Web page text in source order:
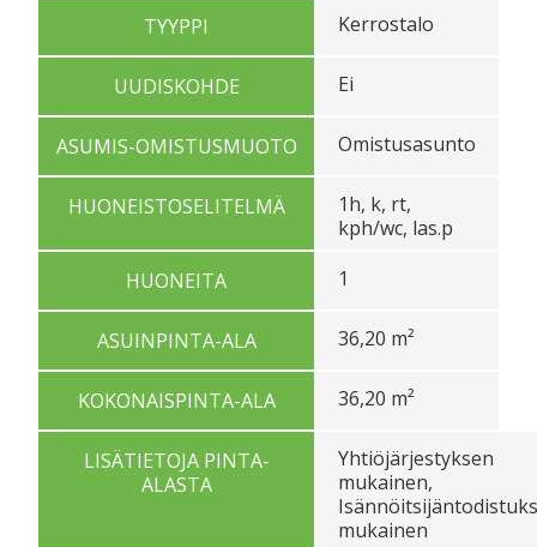
TYYPPI
Kerrostalo
UUDISKOHDE Ei
ASUMIS-OMISTUSMUOTO Omistusasunto
HUONEISTOSELITELMÄ
1h, k, rt,
kph/wc, las.p
HUONEITA
1
ASUINPINTA-ALA 36,20 m²
KOKONAISPINTA-ALA 36,20 m²
LISÄTIETOJA PINTA-
ALASTA
Yhtiöjärjestyksen
mukainen,
mukainen